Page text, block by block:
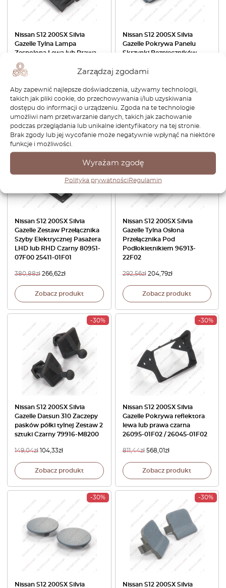
Zarządzaj zgodami
Aby zapewnić najlepsze doświadczenia, używamy technologii,
takich jak pliki cookie, do przechowywania i/lub uzyskiwania
dostępu do informacji o urządzeniu. Zgoda na te technologie
umożliwi nam przetwarzanie danych, takich jak zachowanie
podczas przeglądania lub unikalne identyfikatory na tej stronie.
Brak zgody lub jej wycofanie może negatywnie wpłynąć na niektóre
funkcje i możliwości.
Wyrażam zgodę
Polityka prywatnościRegulamin
Nissan S12 200SX Silvia
Gazelle Tylna Lampa
Zespolona Lewa lub Prawa
Czarna 26557-15F01 26552-
15F01
292,56zł 204,79zł
Zobacz produkt
Nissan S12 200SX Silvia
Gazelle Pokrywa Panelu
Skrzynki Bezpieczników
347,76zł 243,43zł
Zobacz produkt
-30%
Nissan S12 200SX Silvia
Gazelle Zestaw Przełącznika
Szyby Elektrycznej Pasażera
LHD lub RHD Czarny 80951-
07F00 25411-01F01
380,88zł 266,62zł
Zobacz produkt
-30%
Nissan S12 200SX Silvia
Gazelle Tylna Osłona
Przełącznika Pod
Podłokietnikiem 96913-
22F02
292,56zł 204,79zł
Zobacz produkt
-30%
Nissan S12 200SX Silvia
Gazelle Datsun 310 Zaczepy
pasków półki tylnej Zestaw 2
sztuki Czarny 79916-M8200
149,04zł 104,33zł
Zobacz produkt
-30%
Nissan S12 200SX Silvia
Gazelle Pokrywa reflektora
lewa lub prawa czarna
26095-01F02 / 26045-01F02
811,44zł 568,01zł
Zobacz produkt
-30%
Nissan S12 200SX Silvia
-30%
Nissan S12 200SX Silvia